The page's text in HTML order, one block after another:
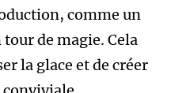
comme un
de magie. Cela
la glace et de créer